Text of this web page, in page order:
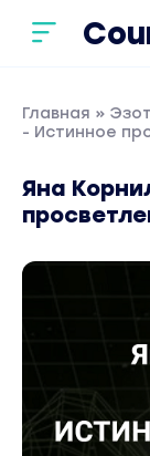
Главная »
- Истинное
Яна